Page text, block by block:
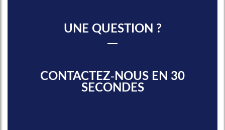
UNE QUESTION ?
CONTACTEZ-NOUS EN 30
SECONDES